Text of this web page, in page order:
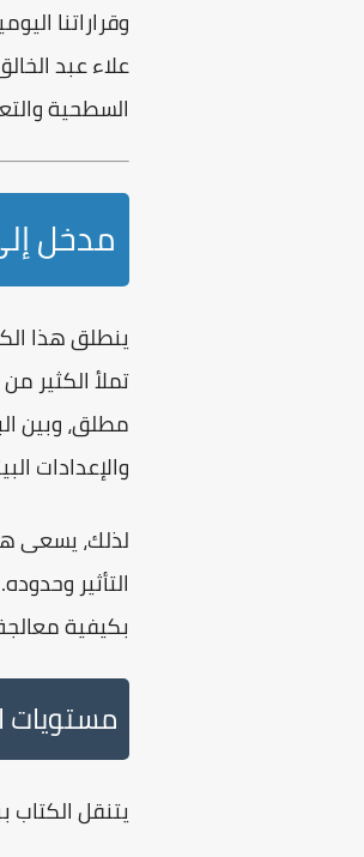
وقراراتنا
علاء عبد
السطحية
مدخل
ينطلق هذا
تملأ الكثير
مطلق، وبين
والإعدادات
لذلك، يسعى
التأثير
بكيفية
مستويات
يتنقل الكتاب